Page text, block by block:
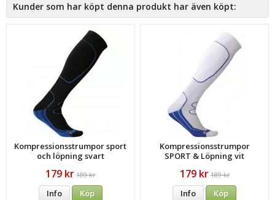
Kunder som har köpt denna produkt har även köpt:
Kompressionsstrumpor sport
och löpning svart
179 kr 189 kr
Info Köp
Kompressionsstrumpor
SPORT & Löpning vit
179 kr 189 kr
Info Köp